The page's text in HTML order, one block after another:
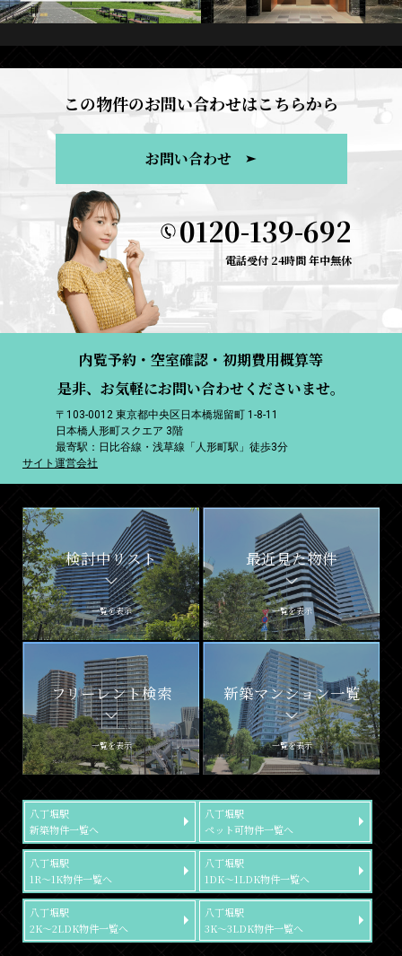
この物件のお問い合わせはこちらから
お問い合わせ
0120-139-692
電話受付 24時間 年中無休
内覧予約・空室確認・初期費用概算等
是非、お気軽にお問い合わせくださいませ。
〒103-0012 東京都中央区日本橋堀留町 1-8-11
日本橋人形町スクエア 3階
最寄駅：日比谷線・浅草線「人形町駅」徒歩3分
サイト運営会社
検討中リスト
一覧を表示
最近見た物件
一覧を表示
フリーレント検索
一覧を表示
新築マンション一覧
一覧を表示
八丁堀駅
新築物件一覧へ
八丁堀駅
ペット可物件一覧へ
八丁堀駅
1R～1K物件一覧へ
八丁堀駅
1DK～1LDK物件一覧へ
八丁堀駅
2K～2LDK物件一覧へ
八丁堀駅
3K～3LDK物件一覧へ